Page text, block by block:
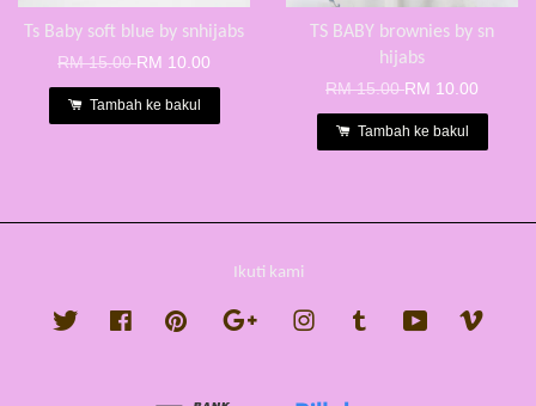
Ts Baby soft blue by snhijabs
RM 15.00RM 10.00
Tambah ke bakul
TS BABY brownies by sn
hijabs
RM 15.00RM 10.00
Tambah ke bakul
Ikuti kami
Twitter FacebookPinterest Google InstagramTumblr YouTube